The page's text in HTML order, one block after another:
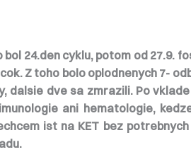
24.den cyklu, potom od 27.9.
Z toho bolo oplodnenych 7-
dalsie dve sa zmrazili. Po
ani hematologie,
ist na KET bez